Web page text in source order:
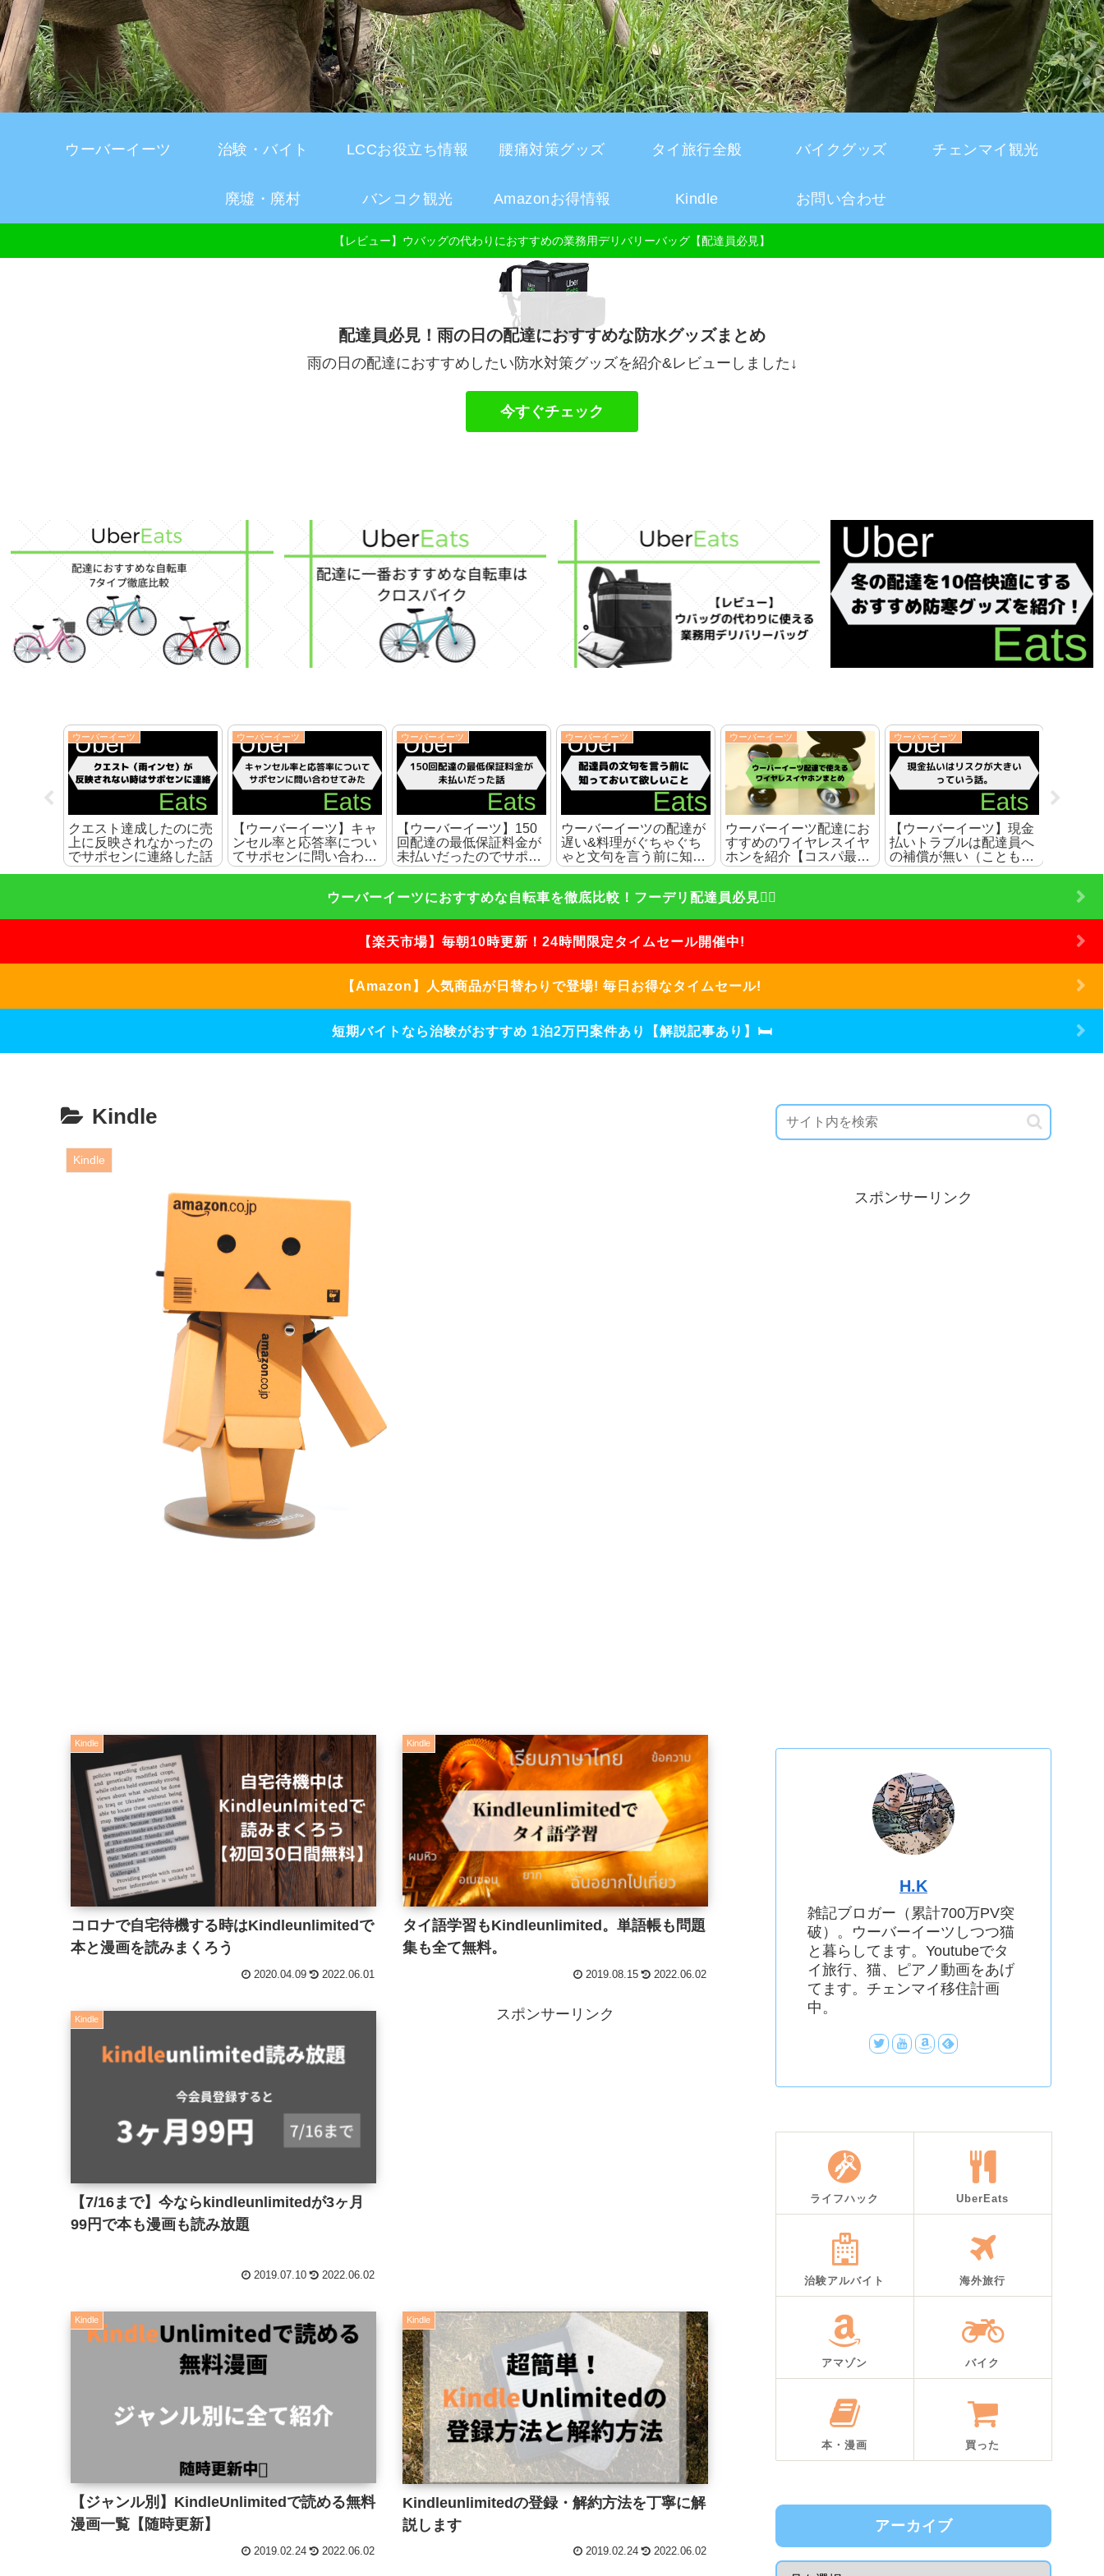
ウーバーイーツ 治験・バイト LCCお役立ち情報 腰痛対策グッズ タイ旅行全般 バイクグッズ チェンマイ観光
廃墟・廃村 バンコク観光 Amazonお得情報 Kindle お問い合わせ
【レビュー】ウバッグの代わりにおすすめの業務用デリバリーバッグ【配達員必見】
配達員必見！雨の日の配達におすすめな防水グッズまとめ
雨の日の配達におすすめしたい防水対策グッズを紹介&レビューしました↓
今すぐチェック
ウーバーイーツ
【デリバリー】雨の日の
配達を10倍快適にするお
すすめ雨対策グッズを紹
介
ウーバーイーツ
【ウーバーイーツ】暑い
夏の配達を10倍快適にす
る暑さ対策グッズを紹介
ウーバーイーツ
【ウーバーイーツ】私が
待機中の暇な時間にして
いることを10個紹介
ウーバーイーツ
【ウーバーイーツ】ピー
クなのに全然鳴らないの
でサポセンに連絡した話
ウーバーイーツ
【ウーバーイーツ】現金
払い設定が出来ない時は
サポートに連絡しよう
ウーバーイーツ
【スマホケース】完全防
水なら端末専用のものを
買うのがおすすめな理由
ウーバーイーツにおすすめな自転車を徹底比較！フーデリ配達員必見🚴‍♀️
【楽天市場】毎朝10時更新！24時間限定タイムセール開催中!
【Amazon】人気商品が日替わりで登場! 毎日お得なタイムセール!
短期バイトなら治験がおすすめ 1泊2万円案件あり【解説記事あり】🛏
Kindle
Kindle
Kindle
コロナで自宅待機する時はKindleunlimitedで
本と漫画を読みまくろう
2020.04.09 2022.06.01
Kindle
タイ語学習もKindleunlimited。単語帳も問題
集も全て無料。
2019.08.15 2022.06.02
Kindle
【7/16まで】今ならkindleunlimitedが3ヶ月
99円で本も漫画も読み放題
2019.07.10 2022.06.02
スポンサーリンク
Kindle
【ジャンル別】KindleUnlimitedで読める無料
漫画一覧【随時更新】
2019.02.24 2022.06.02
Kindle
Kindleunlimitedの登録・解約方法を丁寧に解
説します
2019.02.24 2022.06.02
スポンサーリンク
H.K
雑記ブロガー（累計700万PV突
破）。ウーバーイーツしつつ猫
と暮らしてます。Youtubeでタ
イ旅行、猫、ピアノ動画をあげ
てます。チェンマイ移住計画
中。
ライフハック UberEats
治験アルバイト 海外旅行
アマゾン バイク
本・漫画 買った
アーカイブ